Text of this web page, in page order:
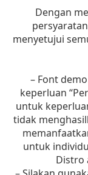
Dengan
menyetujui
– Font
keperluan
untuk
tidak
untuk
Distro